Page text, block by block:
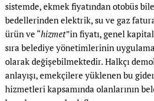
sistemde, ekmek fiyatından otobüs
bedellerinden elektrik, su ve gaz
ürün ve “hizmet”in fiyatı, genel
sıra belediye yönetimlerinin
olarak değişebilmektedir. Halkçı
anlayışı, emekçilere yüklenen bu
hizmetleri kapsamında olanlarının